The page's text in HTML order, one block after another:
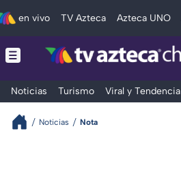
en vivo TV Azteca Azteca UNO
Noticias Turismo Viral y Tendencia
Noticias Nota